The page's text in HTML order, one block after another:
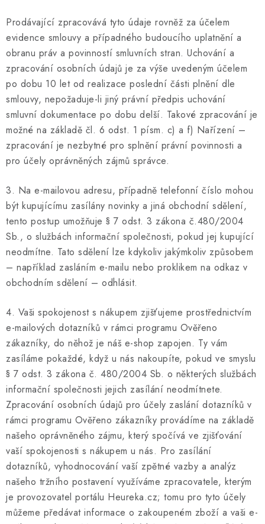
Prodávající zpracovává tyto údaje rovněž za účelem
evidence smlouvy a případného budoucího uplatnění a
obranu práv a povinností smluvních stran. Uchování a
zpracování osobních údajů je za výše uvedeným účelem
po dobu 10 let od realizace poslední části plnění dle
smlouvy, nepožaduje-li jiný právní předpis uchování
smluvní dokumentace po dobu delší. Takové zpracování je
možné na základě čl. 6 odst. 1 písm. c) a f) Nařízení –
zpracování je nezbytné pro splnění právní povinnosti a
pro účely oprávněných zájmů správce.
3. Na e-mailovou adresu, případně telefonní číslo mohou
být kupujícímu zasílány novinky a jiná obchodní sdělení,
tento postup umožňuje § 7 odst. 3 zákona č.480/2004
Sb., o službách informační společnosti, pokud jej kupující
neodmítne. Tato sdělení lze kdykoliv jakýmkoliv způsobem
– například zasláním e-mailu nebo proklikem na odkaz v
obchodním sdělení – odhlásit.
4. Vaši spokojenost s nákupem zjišťujeme prostřednictvím
e-mailových dotazníků v rámci programu Ověřeno
zákazníky, do něhož je náš e-shop zapojen. Ty vám
zasíláme pokaždé, když u nás nakoupíte, pokud ve smyslu
§ 7 odst. 3 zákona č. 480/2004 Sb. o některých službách
informační společnosti jejich zasílání neodmítnete.
Zpracování osobních údajů pro účely zaslání dotazníků v
rámci programu Ověřeno zákazníky provádíme na základě
našeho oprávněného zájmu, který spočívá ve zjišťování
vaší spokojenosti s nákupem u nás. Pro zasílání
dotazníků, vyhodnocování vaší zpětné vazby a analýz
našeho tržního postavení využíváme zpracovatele, kterým
je provozovatel portálu Heureka.cz; tomu pro tyto účely
můžeme předávat informace o zakoupeném zboží a vaši e-